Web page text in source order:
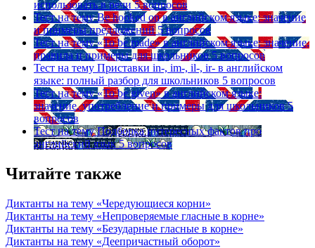
использовать в речи 5 вопросов
Тест на тему Be hooked on в английском языке: значение
и примеры предложений 5 вопросов
Тест на тему «To be made» в английском языке: значение,
правила и примеры для школьников 5 вопросов
Тест на тему Приставки in-, im-, il-, ir- в английском
языке: полный разбор для школьников 5 вопросов
Тест на тему «To be given» в английском языке:
значение, употребление и примеры для школьников 5
вопросов
Тест на тему Подборка интересных фактов про
английский язык 5 вопросов
Читайте также
Диктанты на тему «Чередующиеся корни»
Диктанты на тему «Непроверяемые гласные в корне»
Диктанты на тему «Безударные гласные в корне»
Диктанты на тему «Деепричастный оборот»